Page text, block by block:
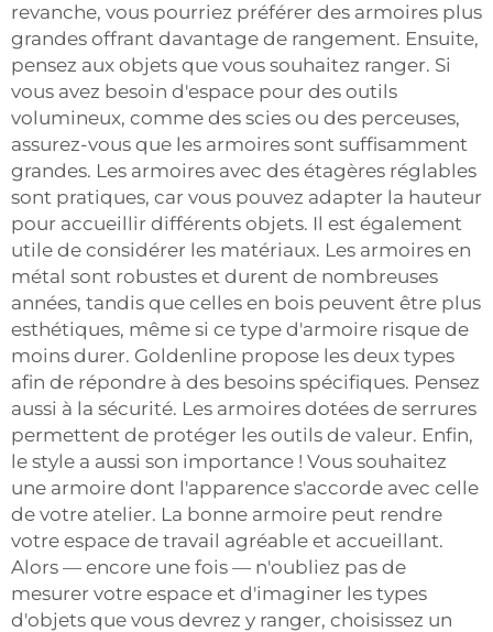
revanche, vous pourriez préférer des armoires plus
grandes offrant davantage de rangement. Ensuite,
pensez aux objets que vous souhaitez ranger. Si
vous avez besoin d'espace pour des outils
volumineux, comme des scies ou des perceuses,
assurez-vous que les armoires sont suffisamment
grandes. Les armoires avec des étagères réglables
sont pratiques, car vous pouvez adapter la hauteur
pour accueillir différents objets. Il est également
utile de considérer les matériaux. Les armoires en
métal sont robustes et durent de nombreuses
années, tandis que celles en bois peuvent être plus
esthétiques, même si ce type d'armoire risque de
moins durer. Goldenline propose les deux types
afin de répondre à des besoins spécifiques. Pensez
aussi à la sécurité. Les armoires dotées de serrures
permettent de protéger les outils de valeur. Enfin,
le style a aussi son importance ! Vous souhaitez
une armoire dont l'apparence s'accorde avec celle
de votre atelier. La bonne armoire peut rendre
votre espace de travail agréable et accueillant.
Alors — encore une fois — n'oubliez pas de
mesurer votre espace et d'imaginer les types
d'objets que vous devrez y ranger, choisissez un